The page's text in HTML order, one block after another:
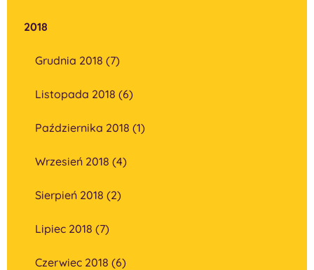
2018
Grudnia 2018 (7)
Listopada 2018 (6)
Października 2018 (1)
Wrzesień 2018 (4)
Sierpień 2018 (2)
Lipiec 2018 (7)
Czerwiec 2018 (6)